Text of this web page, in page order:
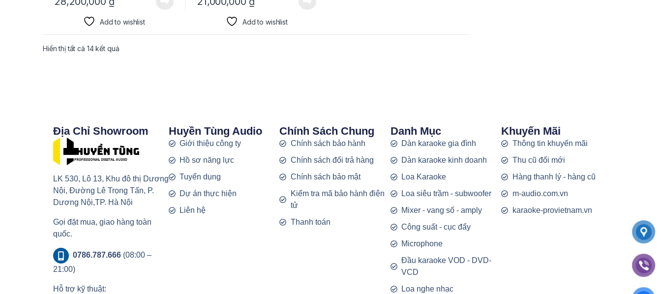
Add to wishlist Add to wishlist
Hiển thị tất cả 14 kết quả
Địa Chỉ Showroom
LK 530, Lô 13, Khu đô thị Dương
Nội, Đường Lê Trọng Tấn, P.
Dương Nội,TP. Hà Nội
Gọi đặt mua, giao hàng toàn
quốc.
0786.787.666(08:00 –
21:00)
Hỗ trợ kỹ thuật:
Huyền Tùng Audio
Giới thiệu công ty
Hồ sơ năng lực
Tuyển dụng
Dự án thực hiện
Liên hệ
Chính Sách Chung
Chính sách bảo hành
Chính sách đổi trả hàng
Chính sách bảo mật
Kiểm tra mã bảo hành điện
tử
Thanh toán
Danh Mục
Dàn karaoke gia đình
Dàn karaoke kinh doanh
Loa Karaoke
Loa siêu trầm - subwoofer
Mixer - vang số - amply
Công suất - cục đẩy
Microphone
Đầu karaoke VOD - DVD-
VCD
Loa nghe nhạc
Khuyến Mãi
Thông tin khuyến mãi
Thu cũ đổi mới
Hàng thanh lý - hàng cũ
m-audio.com.vn
karaoke-provietnam.vn